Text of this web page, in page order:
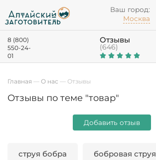
Ваш город:
Москва
8 (800)
550-24-
01
Отзывы
(646)
Главная — О нас — Отзывы
Отзывы по теме "товар"
Добавить отзыв
струя бобра бобровая струя